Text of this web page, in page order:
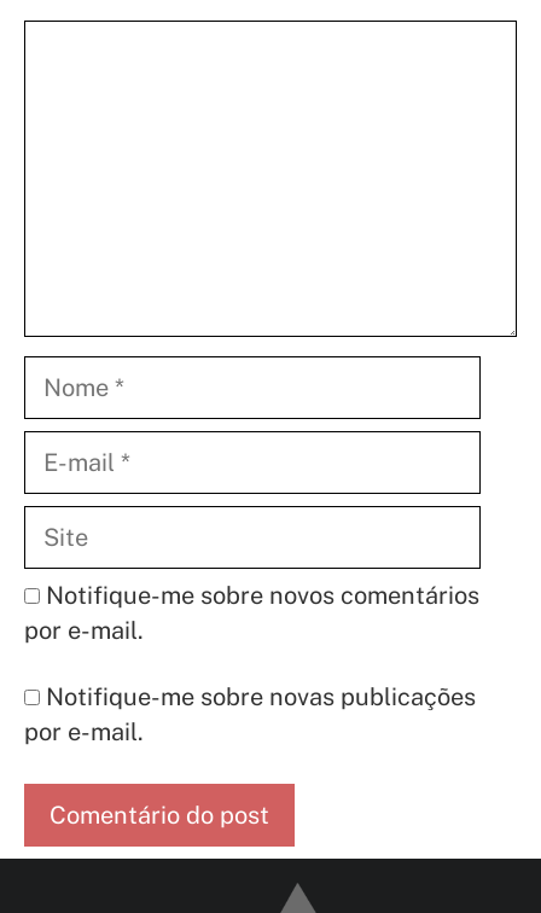
mail
Notifique-me sobre novos comentários
por e-mail.
Notifique-me sobre novas publicações
por e-mail.